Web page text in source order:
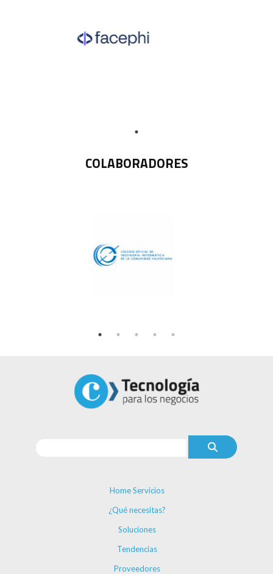
COLABORADORES
Home Servicios
¿Qué necesitas?
Soluciones
Tendencias
Proveedores